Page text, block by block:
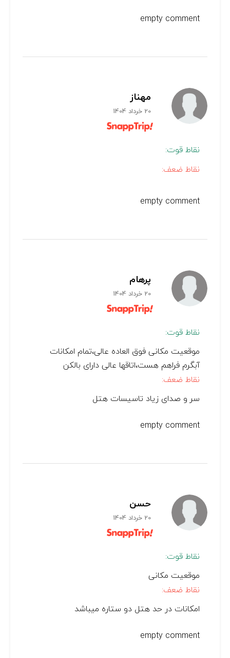
empty comment
مهناز
20 خرداد 1404
نقاط قوت:
نقاط ضعف:
empty comment
پرهام
20 خرداد 1404
نقاط قوت:
موقعیت مکانی فوق العاده عالی،تمام امکانات
آبگرم فراهم هست،اتاقها عالی دارای بالکن
نقاط ضعف:
سر و صدای زیاد تاسیسات هتل
empty comment
حسن
20 خرداد 1404
نقاط قوت:
موقعیت مکانی
نقاط ضعف:
امکانات در حد هتل دو ستاره میباشد
empty comment